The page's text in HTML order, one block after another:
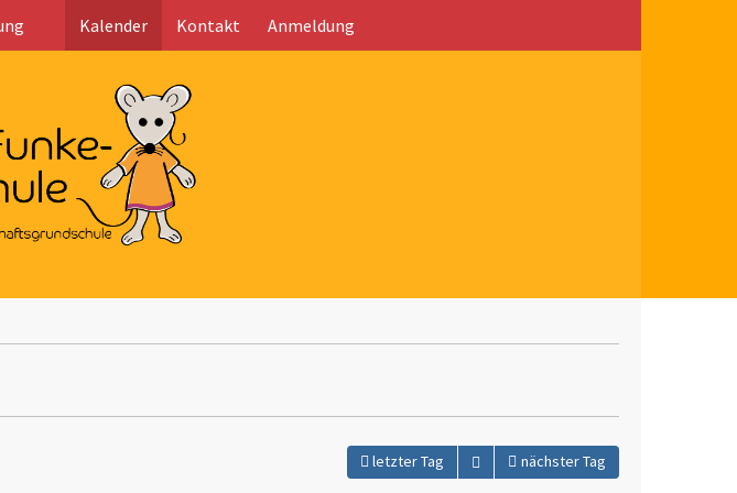
Kalender Kontakt Anmeldung
letzter Tag Kalender öffnen
nächster Tag